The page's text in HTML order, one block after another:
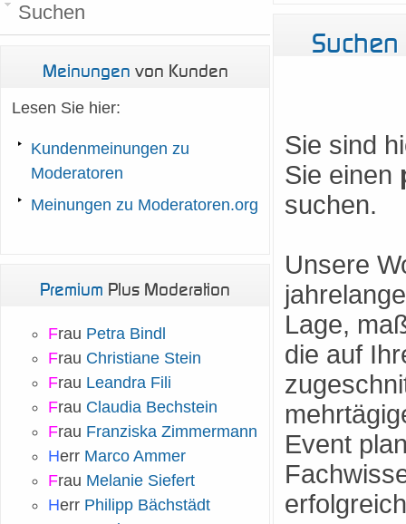
Suchen
Sie sind
Sie einen
suchen.
Unsere
Lage,
die auf
Event
Suchen
Meinungen von Kunden
Lesen Sie hier:
Kundenmeinungen zu
Moderatoren
Meinungen zu Moderatoren.org
Premium Plus Moderation
Frau Petra Bindl
Frau Christiane Stein
Frau Leandra Fili
Frau Claudia Bechstein
Frau Franziska Zimmermann
Herr Marco Ammer
Frau Melanie Siefert
Herr Philipp Bächstädt